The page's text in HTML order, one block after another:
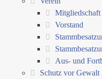
Mitgliedschaft
Vorstand
Aus- und
Schutz vor Gewalt